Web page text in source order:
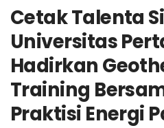
Cetak Talenta
Universitas
Hadirkan
Training
Praktisi Energi